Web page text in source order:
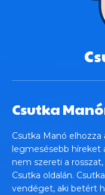
Csutka
Csutka Manó
legmesésebb híreket
nem szereti a
Csutka oldalán.
vendéget, aki betért